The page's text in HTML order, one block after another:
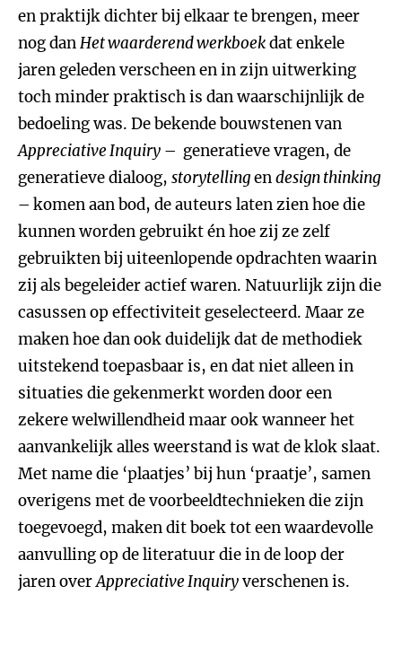
en praktijk dichter bij elkaar te brengen, meer
nog danHet waarderend werkboekdat enkele
jaren geleden verscheen en in zijn uitwerking
toch minder praktisch is dan waarschijnlijk de
bedoeling was. De bekende bouwstenen van
Appreciative Inquiry – generatieve vragen, de
generatieve dialoog, storytellingendesign thinking
– komen aan bod, de auteurs laten zien hoe die
kunnen worden gebruikt én hoe zij ze zelf
gebruikten bij uiteenlopende opdrachten waarin
zij als begeleider actief waren. Natuurlijk zijn die
casussen op effectiviteit geselecteerd. Maar ze
maken hoe dan ook duidelijk dat de methodiek
uitstekend toepasbaar is, en dat niet alleen in
situaties die gekenmerkt worden door een
zekere welwillendheid maar ook wanneer het
aanvankelijk alles weerstand is wat de klok slaat.
Met name die ‘plaatjes’ bij hun ‘praatje’, samen
overigens met de voorbeeldtechnieken die zijn
toegevoegd, maken dit boek tot een waardevolle
aanvulling op de literatuur die in de loop der
jaren overAppreciative Inquiryverschenen is.